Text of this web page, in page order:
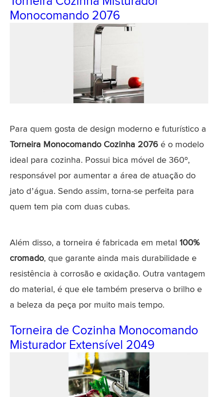
Monocomando 2076
Para quem gosta de design moderno e futurístico a
Torneira Monocomando Cozinha 2076 é o modelo
ideal para cozinha. Possui bica móvel de 360º,
responsável por aumentar a área de atuação do
jato d’água. Sendo assim, torna-se perfeita para
quem tem pia com duas cubas.
Além disso, a torneira é fabricada em metal 100%
cromado, que garante ainda mais durabilidade e
resistência à corrosão e oxidação. Outra vantagem
do material, é que ele também preserva o brilho e
a beleza da peça por muito mais tempo.
Torneira de Cozinha Monocomando
Misturador Extensível 2049